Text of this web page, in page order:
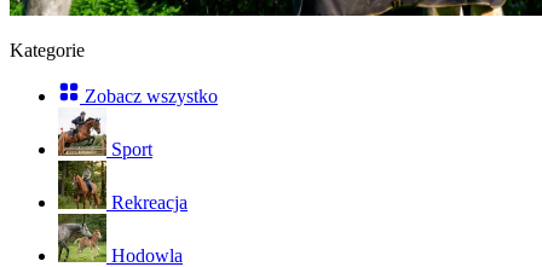
Kategorie
Zobacz wszystko
Sport
Rekreacja
Hodowla